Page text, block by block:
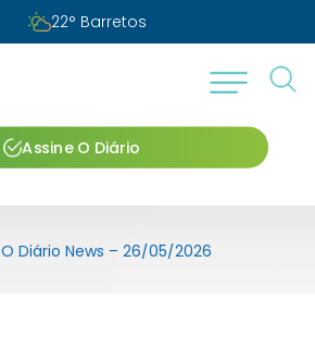
22° Barretos
Assine O Diário
O Diário News – 26/05/2026